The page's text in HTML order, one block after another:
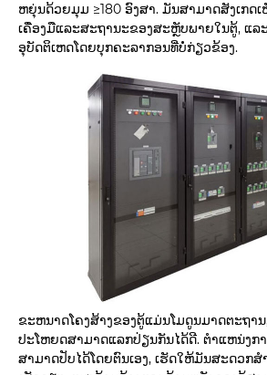
ຫຍຸ່ນດ້ວຍມຸມ ≥180 ອົງສາ. ມັນສາມາດສັງເກດ
ເຄື່ອງມືແລະສະຖານະຂອງສະຫຼັບພາຍໃນຕູ້, ແລ
ອຸບັດຕິເຫດໂດຍບຸກຄະລາກອນທີ່ບໍ່ກ່ຽວຂ້ອງ.
ຂະຫນາດໂຄງສ້າງຂອງຕູ້ແມ່ນໂມດູນມາດຕະຖາ
ປະໂຫຍດສາມາດແລກປ່ຽນກັນໄດ້ດີ. ຕໍາແຫນ່ງກ
ສາມາດປັບໄດ້ໂດຍຕົນເອງ, ເຮັດໃຫ້ມັນສະດວກ